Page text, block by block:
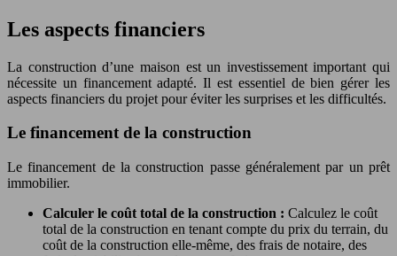
Les aspects financiers
La construction d’une maison est un investissement important qui
nécessite un financement adapté. Il est essentiel de bien gérer les
aspects financiers du projet pour éviter les surprises et les difficultés.
Le financement de la construction
Le financement de la construction passe généralement par un prêt
immobilier.
Calculer le coût total de la construction : Calculez le coût
total de la construction en tenant compte du prix du terrain, du
coût de la construction elle-même, des frais de notaire, des